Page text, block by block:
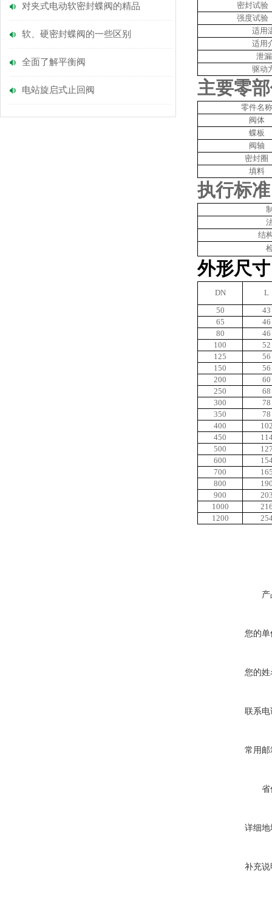
对夹式电动软密封蝶阀的精品
软、硬密封蝶阀的一些区别
全面了解平衡阀
电站旋启式止回阀
密封试验
强度试验
适用
适用
泄
驱动
主要零
零件名称
阀体
蝶板
阀轴
密封圈
填料
执行标
结
外形尺
DN
L
50
43
65
46
80
46
100
52
125
56
150
56
200
60
250
68
300
78
350
78
400
450
500
600
700
800
900
1000
1200
您的单
您的姓
联系电
常用邮
省
详细地
补充说